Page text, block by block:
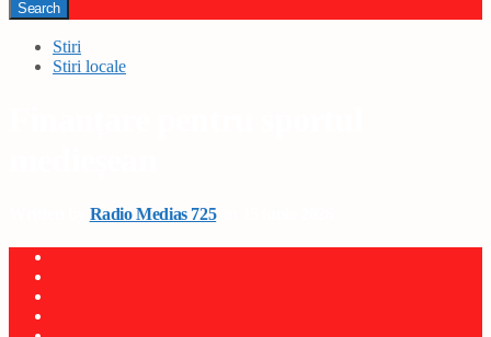
Stiri
Stiri locale
Radio Medias 725on 15 iunie 2026